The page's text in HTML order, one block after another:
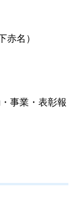
名）
事業・表彰報